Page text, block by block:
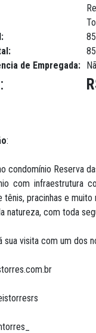
de Empregada:
:
condomínio Reserva
com infraestrutura
tênis, pracinhas e muito
natureza, com toda
sua visita com um dos